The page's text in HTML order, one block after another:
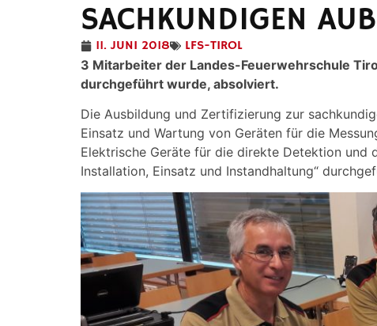
SACHKUNDIGEN
11. JUNI 2018
LFS-TIROL
3 Mitarbeiter der Landes-Feuerwehrschule
durchgeführt wurde, absolviert.
Die Ausbildung und Zertifizierung zur
Einsatz und Wartung von Geräten für die
Elektrische Geräte für die direkte Detektion und
Installation, Einsatz und Instandhaltung“